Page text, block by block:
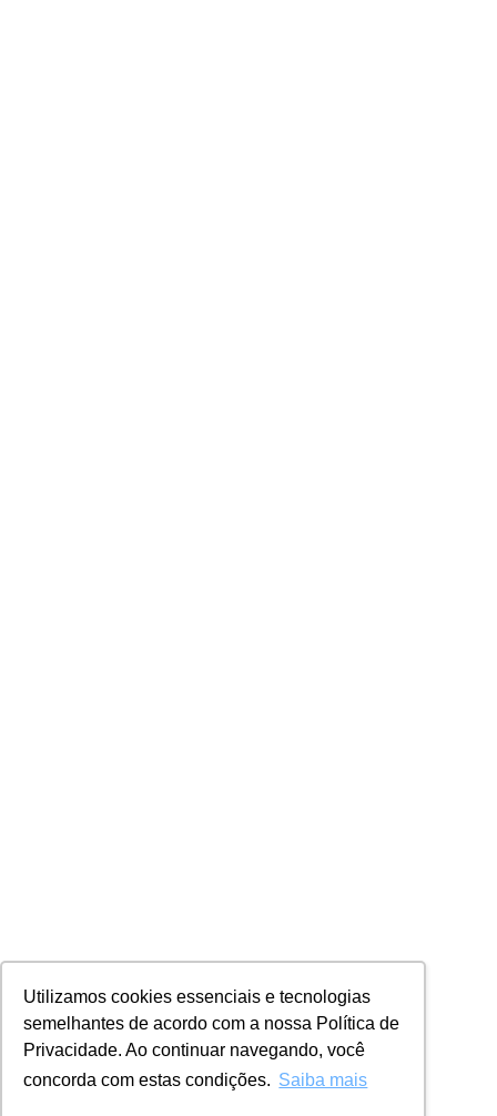
Utilizamos cookies essenciais e tecnologias
semelhantes de acordo com a nossa Política de
Privacidade. Ao continuar navegando, você
concorda com estas condições. Saiba mais